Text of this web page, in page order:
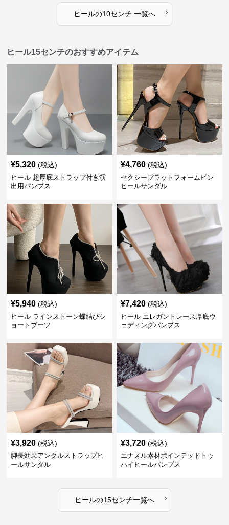
ヒールの10センチ 一覧へ ›
ヒール15センチのおすすめアイテム
¥5,320 (税込)
ヒール 超厚底ストラップ付き演
出用パンプス
¥4,760 (税込)
セクシープラットフォームピン
ヒールサンダル
¥5,940 (税込)
ヒール ラインストーン蝶結びシ
ョートブーツ
¥7,420 (税込)
ヒール エレガントレース厚底ウ
ェディングパンプス
¥3,920 (税込)
脚長効果アンクルストラップヒ
ールサンダル
¥3,720 (税込)
エナメル素材ポインテッドトゥ
ハイヒールパンプス
ヒールの15センチ一覧へ ›